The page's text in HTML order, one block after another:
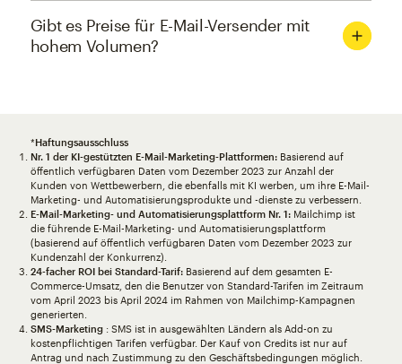
Gibt es Preise für E-Mail-Versender mit
hohem Volumen?
*Haftungsausschluss
Nr. 1 der KI-gestützten E-Mail-Marketing-Plattformen:Basierend auf
öffentlich verfügbaren Daten vom Dezember 2023 zur Anzahl der
Kunden von Wettbewerbern, die ebenfalls mit KI werben, um ihre E-Mail-
Marketing- und Automatisierungsprodukte und -dienste zu verbessern.
E-Mail-Marketing- und Automatisierungsplattform Nr. 1:Mailchimp ist
die führende E-Mail-Marketing- und Automatisierungsplattform
(basierend auf öffentlich verfügbaren Daten vom Dezember 2023 zur
Kundenzahl der Konkurrenz).
24-facher ROI bei Standard-Tarif:Basierend auf dem gesamten E-
Commerce-Umsatz, den die Benutzer von Standard-Tarifen im Zeitraum
vom April 2023 bis April 2024 im Rahmen von Mailchimp-Kampagnen
generierten.
SMS-Marketing: SMS ist in ausgewählten Ländern als Add-on zu
kostenpflichtigen Tarifen verfügbar. Der Kauf von Credits ist nur auf
Antrag und nach Zustimmung zu den Geschäftsbedingungen möglich.